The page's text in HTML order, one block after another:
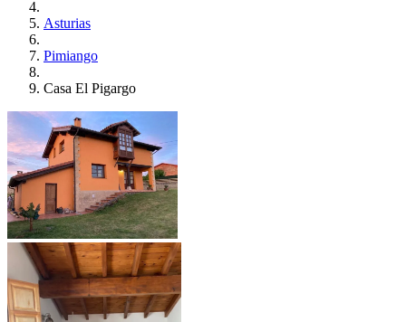
Asturias
Pimiango
Casa El Pigargo